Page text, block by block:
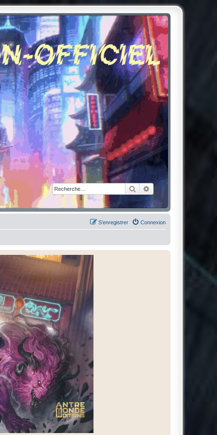
RechercherRecherche avancée
Connexion
S’enregistrer